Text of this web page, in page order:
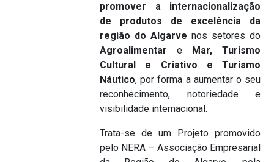
promover a internacionalização
de produtos de excelência da
região do Algarve nos setores do
Agroalimentar e Mar,
Turismo
Cultural e Criativo e Turismo
Náutico, por forma a aumentar o seu
reconhecimento, notoriedade e
visibilidade internacional.
Trata-se de um Projeto promovido
pelo NERA – Associação Empresarial